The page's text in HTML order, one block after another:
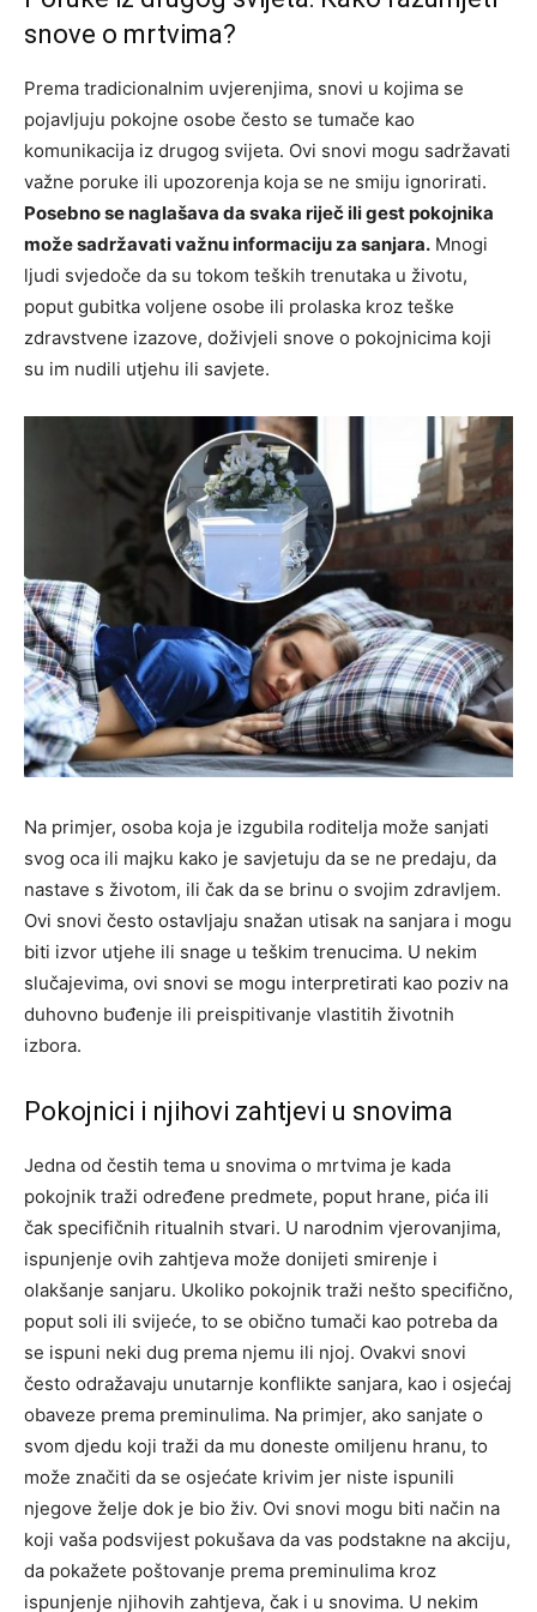
snove o mrtvima?
Prema tradicionalnim uvjerenjima, snovi u kojima se
pojavljuju pokojne osobe često se tumače kao
komunikacija iz drugog svijeta. Ovi snovi mogu sadržavati
važne poruke ili upozorenja koja se ne smiju ignorirati.
Posebno se naglašava da svaka riječ ili gest pokojnika
može sadržavati važnu informaciju za sanjara. Mnogi
ljudi svjedoče da su tokom teških trenutaka u životu,
poput gubitka voljene osobe ili prolaska kroz teške
zdravstvene izazove, doživjeli snove o pokojnicima koji
su im nudili utjehu ili savjete.
Na primjer, osoba koja je izgubila roditelja može sanjati
svog oca ili majku kako je savjetuju da se ne predaju, da
nastave s životom, ili čak da se brinu o svojim zdravljem.
Ovi snovi često ostavljaju snažan utisak na sanjara i mogu
biti izvor utjehe ili snage u teškim trenucima. U nekim
slučajevima, ovi snovi se mogu interpretirati kao poziv na
duhovno buđenje ili preispitivanje vlastitih životnih
izbora.
Pokojnici i njihovi zahtjevi u snovima
Jedna od čestih tema u snovima o mrtvima je kada
pokojnik traži određene predmete, poput hrane, pića ili
čak specifičnih ritualnih stvari. U narodnim vjerovanjima,
ispunjenje ovih zahtjeva može donijeti smirenje i
olakšanje sanjaru. Ukoliko pokojnik traži nešto specifično,
poput soli ili svijeće, to se obično tumači kao potreba da
se ispuni neki dug prema njemu ili njoj. Ovakvi snovi
često odražavaju unutarnje konflikte sanjara, kao i osjećaj
obaveze prema preminulima. Na primjer, ako sanjate o
svom djedu koji traži da mu doneste omiljenu hranu, to
može značiti da se osjećate krivim jer niste ispunili
njegove želje dok je bio živ. Ovi snovi mogu biti način na
koji vaša podsvijest pokušava da vas podstakne na akciju,
da pokažete poštovanje prema preminulima kroz
ispunjenje njihovih zahtjeva, čak i u snovima. U nekim